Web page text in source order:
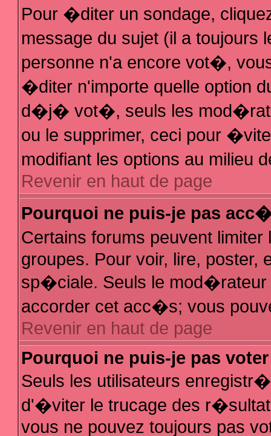
Pour �diter un sondage,
message du sujet (il a
personne n'a encore vot�,
�diter n'importe quelle option
d�j� vot�, seuls les
ou le supprimer, ceci pour
modifiant les options au milieu
Revenir en haut de page
Pourquoi ne puis-je pas
Certains forums peuvent
groupes. Pour voir, lire, poster,
sp�ciale. Seuls le mod�rateur
accorder cet acc�s; vous
Revenir en haut de page
Pourquoi ne puis-je pas
Seuls les utilisateurs
d'�viter le trucage des
vous ne pouvez toujours pas